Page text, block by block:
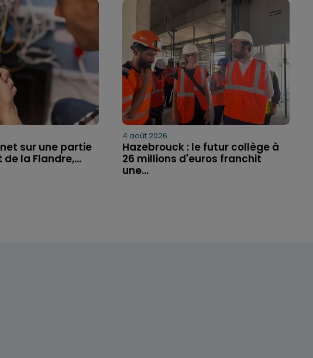
sur une partie
la Flandre,...
4 août 2026
Hazebrouck : le futur collège à
26 millions d'euros franchit
une...